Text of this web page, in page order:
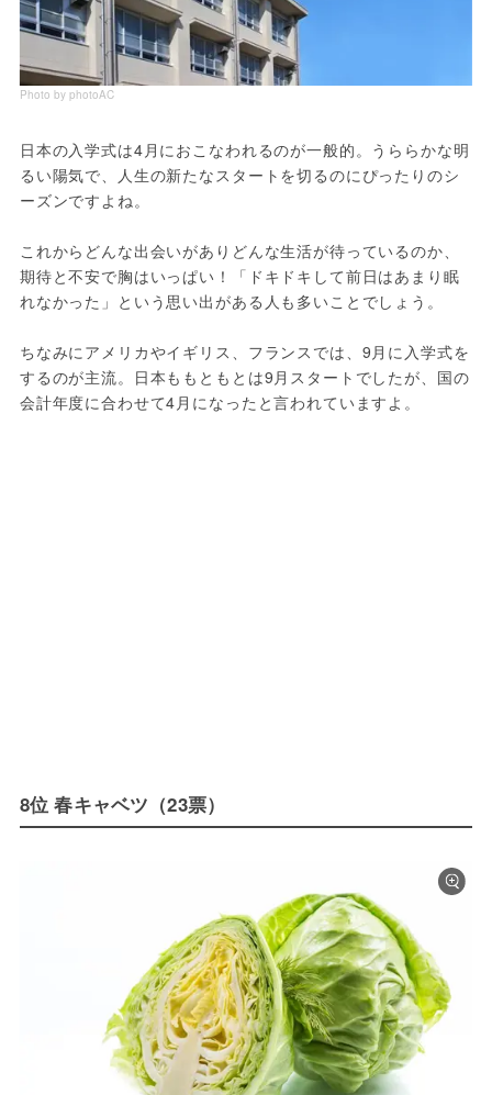
Photo by photoAC
日本の入学式は4月におこなわれるのが一般的。うららかな明
るい陽気で、人生の新たなスタートを切るのにぴったりのシ
ーズンですよね。
これからどんな出会いがありどんな生活が待っているのか、
期待と不安で胸はいっぱい！「ドキドキして前日はあまり眠
れなかった」という思い出がある人も多いことでしょう。
ちなみにアメリカやイギリス、フランスでは、9月に入学式を
するのが主流。日本ももともとは9月スタートでしたが、国の
会計年度に合わせて4月になったと言われていますよ。
8位 春キャベツ（23票）